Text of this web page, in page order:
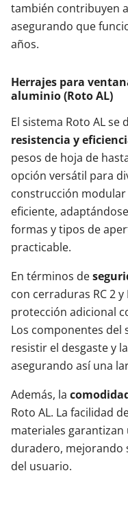
también contribuyen
asegurando que
años.
Herrajes para
aluminio (Roto AL)
El sistema Roto AL
resistencia y
pesos de hoja de
opción versátil para
construcción
eficiente,
formas y tipos de
practicable.
En términos de
con cerraduras RC 2
protección adicional
Los componentes del
resistir el desgaste y
asegurando así una
Además, la
Roto AL. La facilidad
materiales
duradero, mejorando
del usuario.